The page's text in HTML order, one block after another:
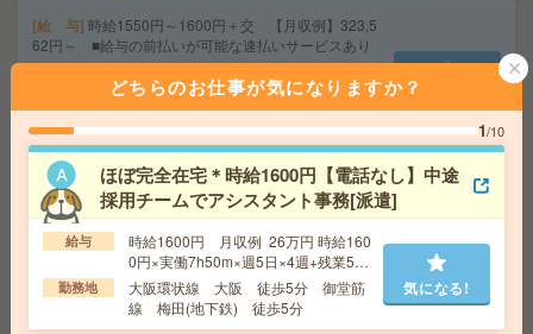
給 与 時給1550円～1600円＋交 【月収例】323,5
62円～ ■給与の前払いが可能な速払いサービスあり
大阪府大阪市淀川区 大阪メトロ御堂筋線 西
中島南方駅徒歩3分、阪急京都線 南方（大阪）駅徒歩4
分
気になる!
時給1500円＊【人気の電話なし！】9月開始！入力できれ
ばOK！コツコツ事務[派遣]
給 与 時給1500円～1550円 月収例 232,500円～2
40,250円
全額支給
どちらのお仕事が気になりますか？
1/10
ほぼ完全在宅＊時給1600円【電話なし】中途
採用チームでアシスタント事務[派遣]
給与
時給1600円 月収例 26万円 時給160
0円×実働7h50m×週5日×4週+残業5
h ※月収例を保証するものではありま
せん。
勤務地
大阪環状線 大阪 徒歩5分 御堂筋
線 梅田(地下鉄) 徒歩5分
気になる!